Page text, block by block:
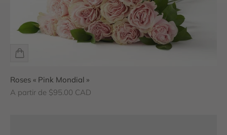
Roses « Pink Mondial »
Prix de vente
A partir de $95.00 CAD